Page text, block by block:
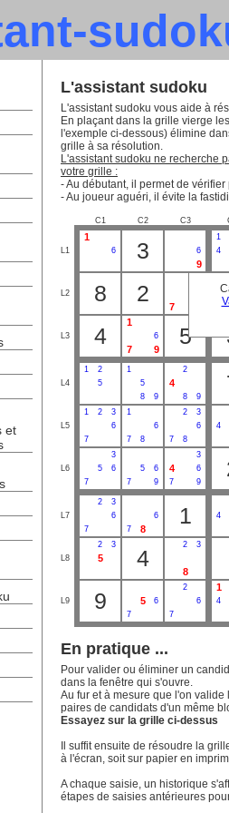
L'assistant sudoku
L'assistant sudoku vous aide à
En plaçant dans la grille vierge
l'exemple ci-dessous) élimine
grille à sa résolution.
L'assistant sudoku ne recherche
votre grille :
- Au débutant, il permet de
- Au joueur aguéri, il évite la
C1 C2 C3
L1
1
6 3 6
9
1
4
L2 8 2
7
L3 4
1
6
7 9
5
L4
1
2
5
1
5
8
9
2
4
8 9
L5
1 2
3
6
7
1
6
7
8
2
3
6
7
8
4
L6
3
5
6
7
5
6
7
9
3
4
6
7
9
L7
2
3
6
7
6
7
8
1 4
L8
2 3
5 4
2 3
8
L9 9 5
6
7
2
6
7
1
4
En pratique ...
Pour valider ou éliminer un
dans la fenêtre qui s'ouvre.
Au fur et à mesure que l'on
paires de candidats d'un même
Essayez sur la grille ci-dessus
Il suffit ensuite de résoudre la
à l'écran, soit sur papier en
A chaque saisie, un historique
étapes de saisies antérieures
et